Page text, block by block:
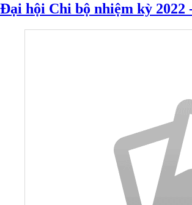
Đại hội Chi bộ nhiệm kỳ 2022